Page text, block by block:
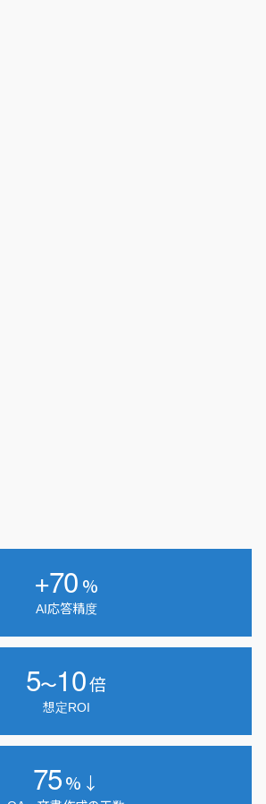
+70 %
AI応答精度
5〜10倍
想定ROI
75%↓